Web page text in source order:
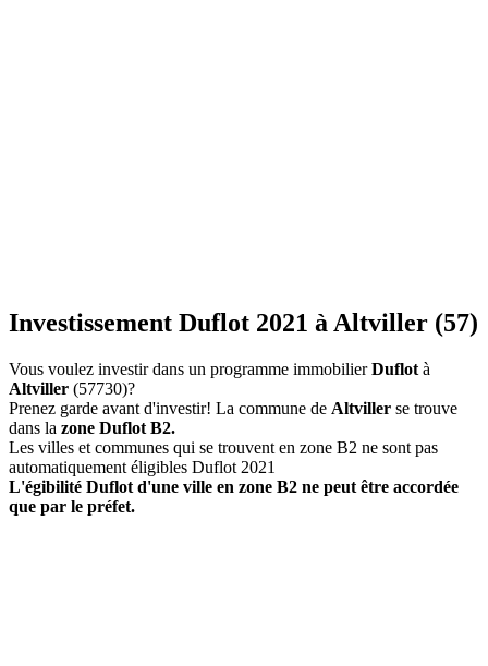
Investissement Duflot 2021 à Altviller (57)
Vous voulez investir dans un programme immobilierDuflot à
Altviller (57730)?
Prenez garde avant d'investir! La commune de Altviller se trouve
dans la zone Duflot B2.
Les villes et communes qui se trouvent en zone B2 ne sont pas
automatiquement éligibles Duflot 2021
L'égibilité Duflot d'une ville en zone B2 ne peut être accordée
que par le préfet.